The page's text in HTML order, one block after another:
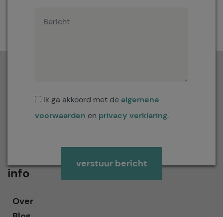
Ik ga akkoord met de algemene
voorwaarden en privacy verklaring.
info
Over